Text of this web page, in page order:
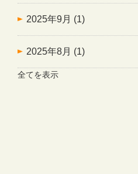
2025年9月 (1)
2025年8月 (1)
全てを表示